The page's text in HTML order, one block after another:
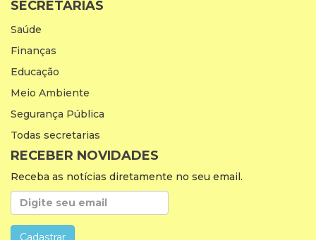
SECRETARIAS
Saúde
Finanças
Educação
Meio Ambiente
Segurança Pública
Todas secretarias
RECEBER NOVIDADES
Receba as notícias diretamente no seu email.